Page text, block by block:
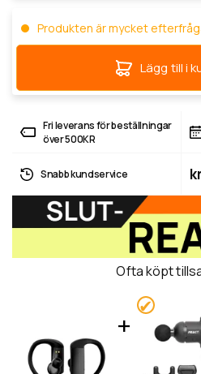
Produkten är mycket
Lägg till i
Fri leverans för beställningar
över 500KR
Snabb kundservice kr
Ofta köpt